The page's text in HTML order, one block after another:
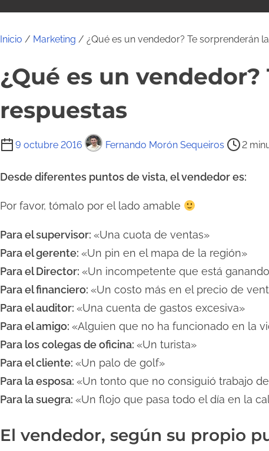
Inicio / Marketing / ¿Qué es un vendedor? Te sorprenderán
¿Qué es un
respuestas
9 octubre 2016 Fernando Morón Sequeiros
T
e
p
d
e
l
e
c
t
u
r
e
a
2
Desde diferentes puntos de vista, el vendedor es:
Por favor, tómalo por el lado amable
Para el supervisor: «Una cuota de ventas»
Para el gerente: «Un pin en el mapa de la región»
Para el Director: «Un incompetente que está
Para el financiero: «Un costo más en el precio de
Para el auditor: «Una cuenta de gastos excesiva»
Para el amigo: «Alguien que no ha funcionado en la
Para los colegas de oficina: «Un turista»
Para el cliente: «Un palo de golf»
Para la esposa: «Un tonto que no consiguió trabajo
Para la suegra: «Un flojo que pasa todo el día en la
El vendedor, según su propio